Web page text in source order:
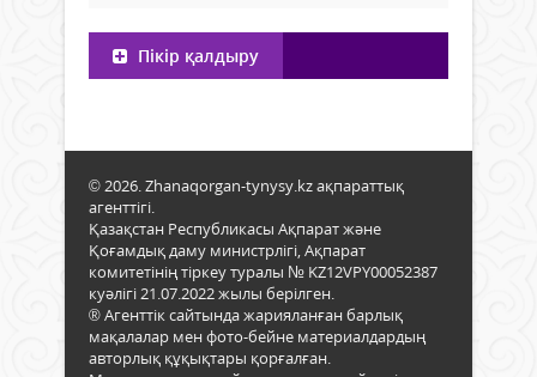
Пікір қалдыру
© 2026. Zhanaqorgan-tynysy.kz ақпараттық
агенттігі.
Қазақстан Республикасы Ақпарат және
Қоғамдық даму министрлігі, Ақпарат
комитетінің тіркеу туралы № KZ12VPY00052387
куәлігі 21.07.2022 жылы берілген.
® Агенттік сайтында жарияланған барлық
мақалалар мен фото-бейне материалдардың
авторлық құқықтары қорғалған.